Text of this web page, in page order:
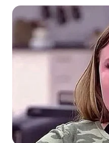
zdj. Disney / Sony